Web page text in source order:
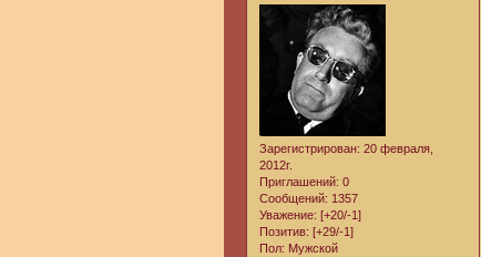
Зарегистрирован: 20 февраля,
2012г.
Приглашений: 0
Сообщений: 1357
Уважение: [+20/-1]
Позитив: [+29/-1]
Пол: Мужской